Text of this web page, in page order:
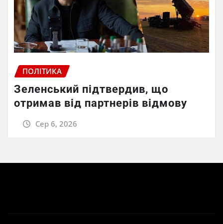
ПОЛІТИКА
Зеленський підтвердив, що
отримав від партнерів відмову
Сер 6, 2026